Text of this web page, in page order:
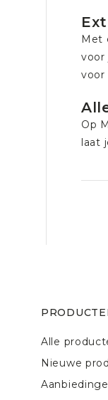
Met
voor
voor
Op
laat
Alle
Nieuwe